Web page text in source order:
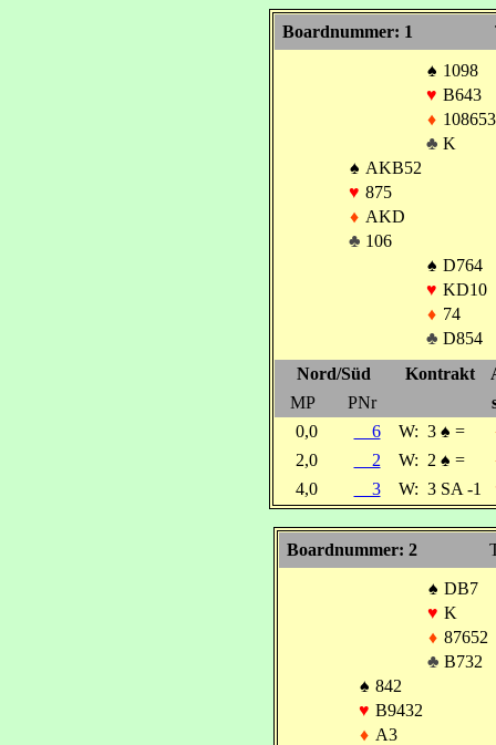
Boardnummer: 1
♠ 1098
♥ B643
♦ 108653
♣ K
♠ AKB52
♥ 875
♦ AKD
♣ 106
♠ D764
♥ KD10
♦ 74
♣ D854
Nord/Süd
Kontrakt
MP
PNr
0,0
6 W: 3 ♠ =
2,0
2 W: 2 ♠ =
4,0
3 W: 3 SA -1
Boardnummer: 2
♠ DB7
♥ K
♦ 87652
♣ B732
♠ 842
♥ B9432
♦ A3